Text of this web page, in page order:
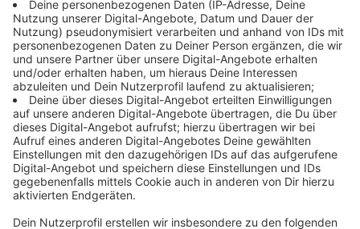
empfiehlt Eltern sich heute bei der eigenen Kita zu
melden und nachzufragen, ob sie morgen trotzdem
offen hat. Ansonsten werden unter anderem auch
noch das Gesundheitsamt, das Gartenamt und die
Bürgerbüros bestreikt.
Weitere Infos und Links zum Thema:
Morgen weiter Streiks in Düsseldorf!
Pressemitteilung von ver.di Düssel-Rhein-Wupper
Warnstreiks im ÖPNV!